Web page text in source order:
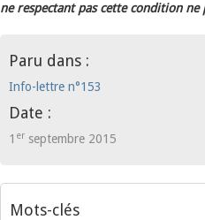
ne respectant pas cette condition
Paru dans :
Info-lettre n°153
Date :
1 er septembre 2015
Mots-clés